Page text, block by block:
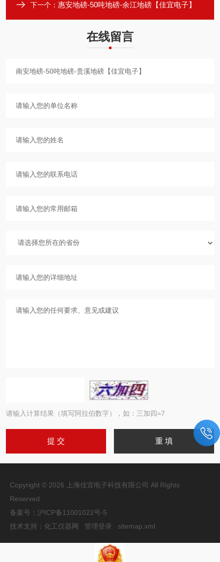
下一个： 惠安地磅-50吨地磅-余江地磅【佳宜电子】
在线留言
请输入计算结果（填写阿拉伯数字），如：三加四=7
Copyright © 2026 上海佳宜电子科技有限公司 All Rights
Reserved
备案号： 沪ICP备11001022号-5
技术支持： 化工仪器网 管理登录 sitemap.xml